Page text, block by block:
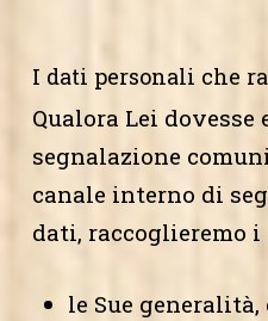
I dati personali che
Qualora Lei
segnalazione
canale interno di
dati, raccoglieremo
le Sue generalità,